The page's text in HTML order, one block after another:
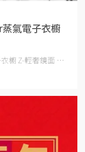
蒸氣電子衣櫥
櫥 Z-輕奢鏡面 ⋯